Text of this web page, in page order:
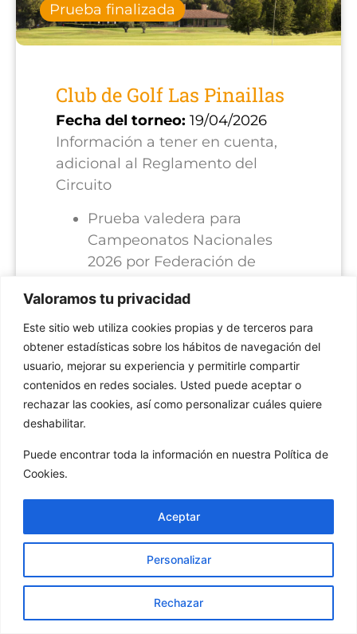
Valoramos tu privacidad
Este sitio web utiliza cookies propias y de terceros para
obtener estadísticas sobre los hábitos de navegación del
usuario, mejorar su experiencia y permitirle compartir
contenidos en redes sociales. Usted puede aceptar o
rechazar las cookies, así como personalizar cuáles quiere
deshabilitar.
Puede encontrar toda la información en nuestra Política de
Cookies.
Personalizar
Rechazar
Aceptar
Prueba finalizada
Club de Golf Las Pinaillas
Fecha del torneo: 19/04/2026
Información a tener en cuenta,
adicional al Reglamento del
Circuito
Prueba valedera para
Campeonatos Nacionales
2026 por Federación de
circular del mismo.
La inscripción será por orden
de hcp.
Límite de hcp 36,4.
Benjamines 42,4.
TODAS LAS CATEGORÍAS
Barras de salida:
amarillas.
Femenino y/o benjamín:
Barras rojas.
Torneo Paralelo.
9 hoyos stableford
Hcp > 42,4